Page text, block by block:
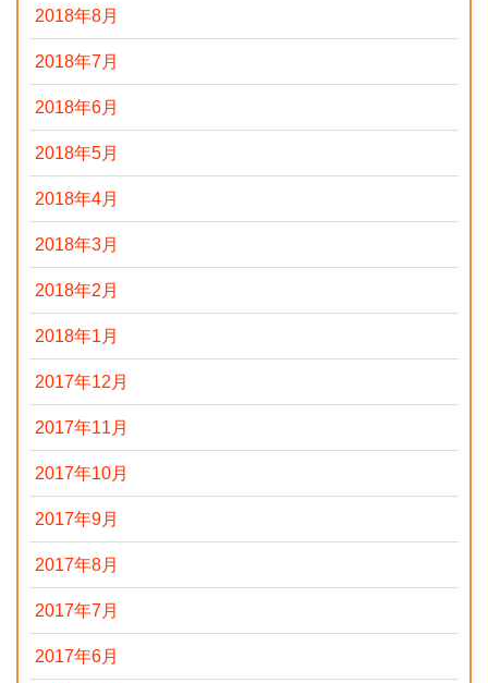
2018年8月
2018年7月
2018年6月
2018年5月
2018年4月
2018年3月
2018年2月
2018年1月
2017年12月
2017年11月
2017年10月
2017年9月
2017年8月
2017年7月
2017年6月